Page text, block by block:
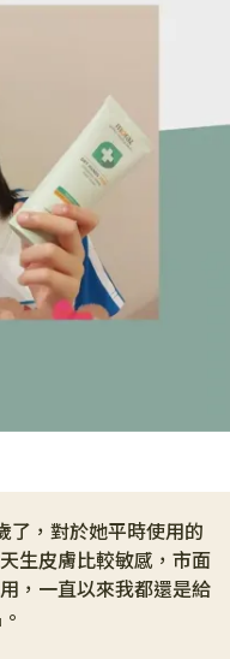
了，對於她平時使用的
生皮膚比較敏感，市面
，一直以來我都還是給